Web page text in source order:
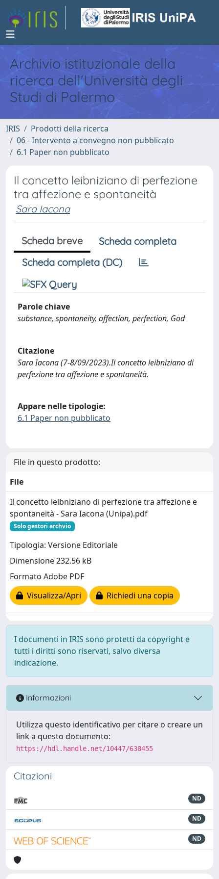
Archivio istituzionale della
ricerca dell'Università degli
Studi di Palermo
IRIS
Prodotti della ricerca
06 - Intervento a convegno non pubblicato
6.1 Paper non pubblicato
Il concetto leibniziano di perfezione
tra affezione e spontaneità
Sara Iacona
Scheda breve
Scheda completa
Scheda completa (DC)
Parole chiave
substance, spontaneity, affection, perfection, God
Citazione
Sara Iacona (7-8/09/2023).Il concetto leibniziano di
perfezione tra affezione e spontaneità.
Appare nelle tipologie:
6.1 Paper non pubblicato
File in questo prodotto:
File
Il concetto leibniziano di perfezione tra affezione e
spontaneità - Sara Iacona (Unipa).pdf
Solo gestori archvio
Tipologia: Versione Editoriale
Dimensione 232.56 kB
Formato Adobe PDF
Visualizza/Apri
Richiedi una copia
I documenti in IRIS sono protetti da copyright e
tutti i diritti sono riservati, salvo diversa
indicazione.
Informazioni
Utilizza questo identificativo per citare o creare un
link a questo documento:
https://hdl.handle.net/10447/638455
Citazioni
ND
ND
ND